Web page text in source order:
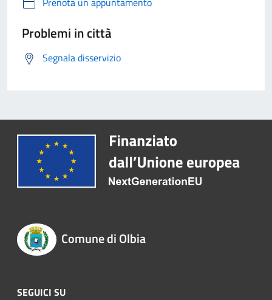
Problemi in città
Segnala disservizio
Comune di Olbia
SEGUICI SU